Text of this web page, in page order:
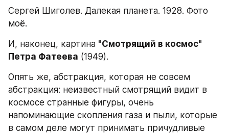
Сергей Шиголев. Далекая планета. 1928. Фото
моё.
И, наконец, картина "Смотрящий в космос"
Петра Фатеева (1949).
Опять же, абстракция, которая не совсем
абстракция: неизвестный смотрящий видит в
космосе странные фигуры, очень
напоминающие скопления газа и пыли, которые
в самом деле могут принимать причудливые